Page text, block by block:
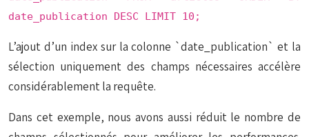
date_publication DESC LIMIT 10;
L’ajout d’un index sur la colonne `date_publication` et la
sélection uniquement des champs nécessaires accélère
considérablement la requête.
Dans cet exemple, nous avons aussi réduit le nombre de